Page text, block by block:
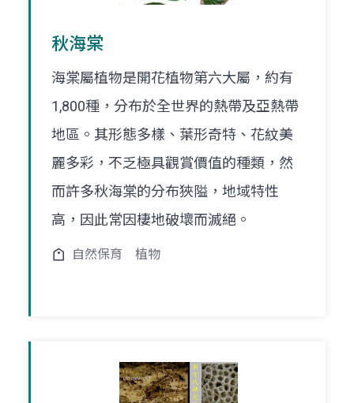
秋海棠
海棠屬植物是開花植物第六大屬，約有
1,800種，分布於全世界的熱帶及亞熱帶
地區。其形態多樣、葉形奇特、花紋美
麗多彩，不乏極具觀賞價值的種類，然
而許多秋海棠的分布狹隘，地域特性
高，因此常因棲地破壞而滅絕。
自然保育 植物